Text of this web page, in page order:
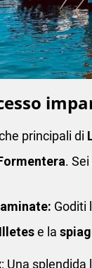
principali di
.
Goditi
e la
: Una